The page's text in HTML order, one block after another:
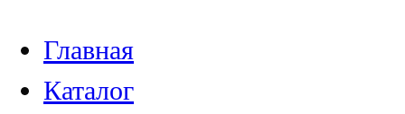
Главная
Каталог